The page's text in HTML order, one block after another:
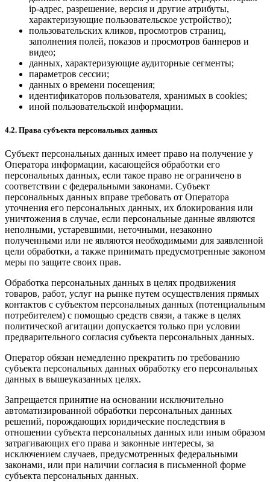
ip-адрес, разрешение, версия и другие атрибуты,
характеризующие пользовательское устройство);
пользовательских кликов, просмотров страниц,
заполнения полей, показов и просмотров баннеров и
видео;
данных, характеризующие аудиторные сегменты;
параметров сессии;
данных о времени посещения;
идентификаторов пользователя, хранимых в cookies;
иной пользовательской информации.
4.2. Права субъекта персональных данных
Субъект персональных данных имеет право на получение у
Оператора информации, касающейся обработки его
персональных данных, если такое право не ограничено в
соответствии с федеральными законами. Субъект
персональных данных вправе требовать от Оператора
уточнения его персональных данных, их блокирования или
уничтожения в случае, если персональные данные являются
неполными, устаревшими, неточными, незаконно
полученными или не являются необходимыми для заявленной
цели обработки, а также принимать предусмотренные законом
меры по защите своих прав.
Обработка персональных данных в целях продвижения
товаров, работ, услуг на рынке путем осуществления прямых
контактов с субъектом персональных данных (потенциальным
потребителем) с помощью средств связи, а также в целях
политической агитации допускается только при условии
предварительного согласия субъекта персональных данных.
Оператор обязан немедленно прекратить по требованию
субъекта персональных данных обработку его персональных
данных в вышеуказанных целях.
Запрещается принятие на основании исключительно
автоматизированной обработки персональных данных
решений, порождающих юридические последствия в
отношении субъекта персональных данных или иным образом
затрагивающих его права и законные интересы, за
исключением случаев, предусмотренных федеральными
законами, или при наличии согласия в письменной форме
субъекта персональных данных.